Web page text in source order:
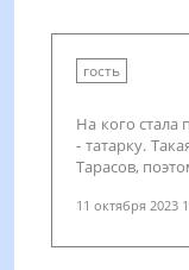
гость
На кого стала
- татарку.
Тарасов,
11 октября 2023